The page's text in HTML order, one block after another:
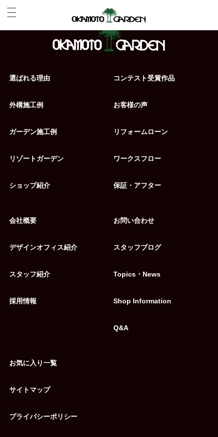
選ばれる理由
外構施工例
ガーデン施工例
リゾートガーデン
ショップ紹介
コンテスト受賞作品
お客様の声
リフォームローン
ワークスフロー
保証・アフター
会社概要
デザインオフィス紹介
スタッフ紹介
採用情報
お問い合わせ
スタッフブログ
Topics・News
Shop Information
Q&A
お気に入り一覧
サイトマップ
プライバシーポリシー